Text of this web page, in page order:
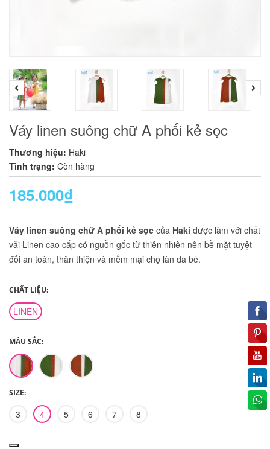
Váy linen suông chữ A phối kẻ sọc
Thương hiệu: Haki
Tình trạng: Còn hàng
185.000₫
Váy linen suông chữ A phối kẻ sọc của Haki được làm với chất
vải Linen cao cấp có nguồn gốc từ thiên nhiên nên bề mặt tuyệt
đối an toàn, thân thiện và mềm mại chọ làn da bé.
CHẤT LIỆU:
LINEN
MÀU SẮC:
SIZE:
3 4 5 6 7 8